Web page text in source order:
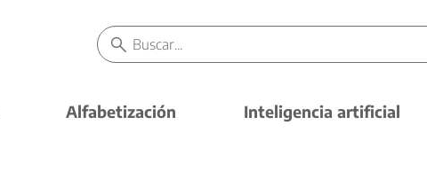
Alfabetización Inteligencia artificial